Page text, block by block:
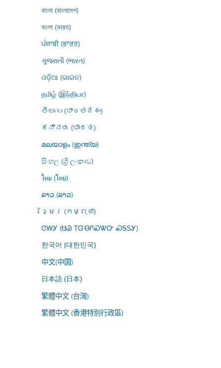
বাংলা (বাংলাদেশ)
বাংলা (ভারত)
ਪੰਜਾਬੀ (ਭਾਰਤ)
ગુજરાતી (ભારત)
ଓଡ଼ିଆ (ଭାରତ)
தமிழ் (இந்தியா)
తెలుగు (భారతదేశం)
ಕನ್ನಡ (ಭಾರತ)
മലയാളം (ഇന്ത്യ)
සිංහල (ශ්‍රී ලංකාව)
ไทย (ไทย)
ລາວ (ລາວ)
ខ្មែរ (កម្ពុជា)
ᏣᎳᎩ (ᏌᏊ ᎢᏳᎾᎵᏍᏔᏅ ᏍᎦᏚᎩ)
한국어 (대한민국)
中文(中国)
日本語 (日本)
繁體中文 (台灣)
繁體中文 (香港特別行政區)